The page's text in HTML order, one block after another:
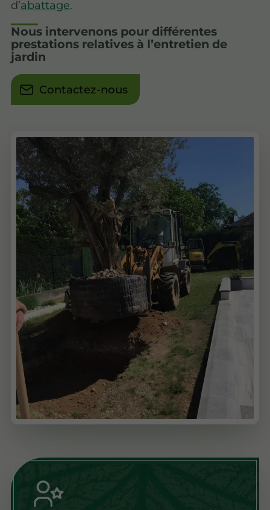
d’abattage.
Nous intervenons pour différentes
prestations relatives à l’entretien de
jardin
Contactez-nous